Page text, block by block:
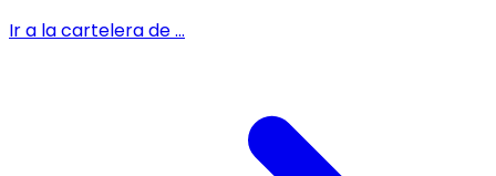
Ir a la cartelera de...